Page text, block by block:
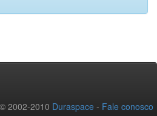
2002-2010 Duraspace - Fale conosco